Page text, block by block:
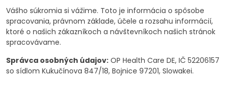
Vášho súkromia si vážime. Toto je informácia o spôsobe
spracovania, právnom základe, účele a rozsahu informácií,
ktoré o našich zákazníkoch a návštevníkoch našich stránok
spracovávame.
Správca osobných údajov: OP Health Care DE, IČ 52206157
so sídlom Kukučínova 847/18, Bojnice 97201, Slowakei.